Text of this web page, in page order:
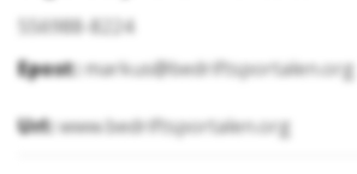
556988-8224
Epost:markus@bedriftsportalen.org
Url:www.bedriftsportalen.org